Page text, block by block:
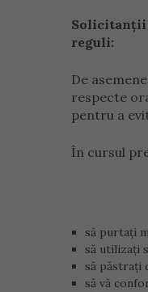
Solicitanții
reguli:
De
respecte
pentru a
În cursul
să purtați
să utilizați
să păstrați
să vă